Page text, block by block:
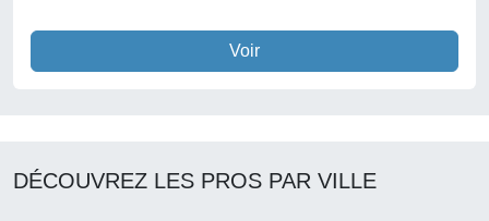
Voir
DÉCOUVREZ LES PROS PAR VILLE